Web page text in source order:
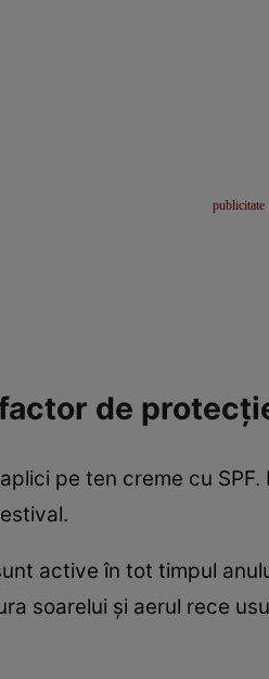
de
pe ten creme cu
active în tot timpul
soarelui şi aerul rece